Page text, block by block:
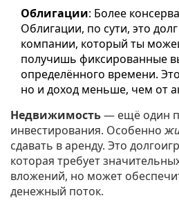
Облигации: Более
Облигации, по сути, это
компании, который ты
получишь фиксированные
определённого времени.
но и доход меньше, чем от
Недвижимость— ещё один
инвестирования. Особенно
сдавать в аренду. Это
которая требует
вложений, но может
денежный поток.